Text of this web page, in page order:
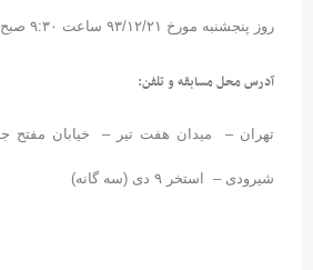
روز پنجشنبه مورخ ۹۳/۱۲/۲۱ ساعت ۹:۳۰ صبح
آدرس محل مسابقه و تلفن:
تهران – میدان هفت تیر – خیابان مفتح
شیرودی – استخر ۹ دی (سه گانه)